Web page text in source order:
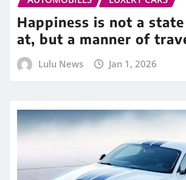
Happiness is not a
at, but a manner of
Lulu News Jan 1, 2026